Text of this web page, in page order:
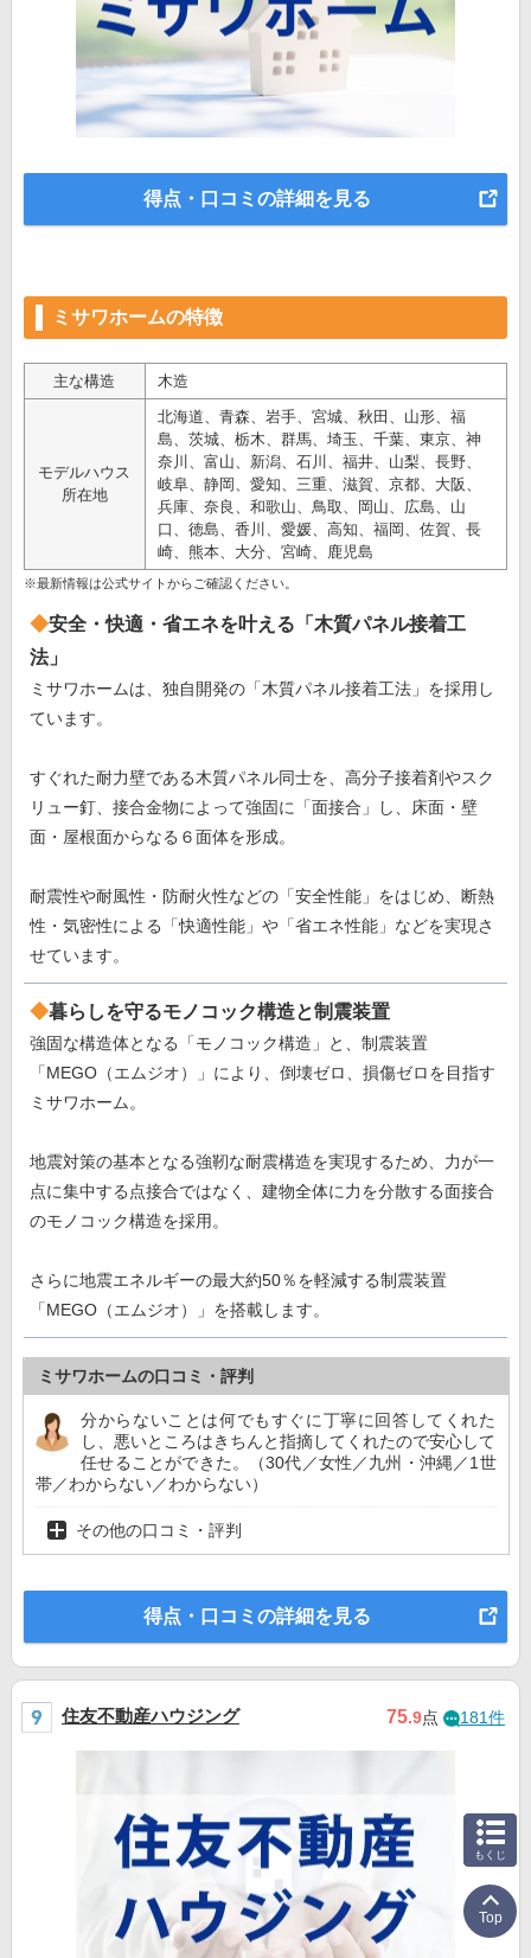
得点・口コミの詳細を見る
ミサワホームの特徴
主な構造 木造
モデルハウス
所在地
北海道、青森、岩手、宮城、秋田、山形、福
島、茨城、栃木、群馬、埼玉、千葉、東京、神
奈川、富山、新潟、石川、福井、山梨、長野、
岐阜、静岡、愛知、三重、滋賀、京都、大阪、
兵庫、奈良、和歌山、鳥取、岡山、広島、山
口、徳島、香川、愛媛、高知、福岡、佐賀、長
崎、熊本、大分、宮崎、鹿児島
※最新情報は公式サイトからご確認ください。
安全・快適・省エネを叶える「木質パネル接着工
法」
ミサワホームは、独自開発の「木質パネル接着工法」を採用し
ています。
すぐれた耐力壁である木質パネル同士を、高分子接着剤やスク
リュー釘、接合金物によって強固に「面接合」し、床面・壁
面・屋根面からなる６面体を形成。
耐震性や耐風性・防耐火性などの「安全性能」をはじめ、断熱
性・気密性による「快適性能」や「省エネ性能」などを実現さ
せています。
暮らしを守るモノコック構造と制震装置
強固な構造体となる「モノコック構造」と、制震装置
「MEGO（エムジオ）」により、倒壊ゼロ、損傷ゼロを目指す
ミサワホーム。
地震対策の基本となる強靭な耐震構造を実現するため、力が一
点に集中する点接合ではなく、建物全体に力を分散する面接合
のモノコック構造を採用。
さらに地震エネルギーの最大約50％を軽減する制震装置
「MEGO（エムジオ）」を搭載します。
ミサワホームの口コミ・評判
分からないことは何でもすぐに丁寧に回答してくれた
し、悪いところはきちんと指摘してくれたので安心して
任せることができた。（30代／女性／九州・沖縄／1世
帯／わからない／わからない）
その他の口コミ・評判
得点・口コミの詳細を見る
住友不動産ハウジング 75.9点 181件
もくじ
Top